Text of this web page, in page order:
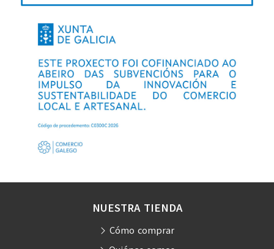
NUESTRA TIENDA
Cómo comprar